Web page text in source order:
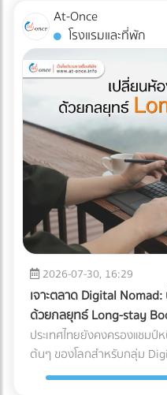
ในช่วงเวลานี้ เพื่อกดกราฟก
ลดค่า Demand Charge ใน
ข้อจำกัดทางกฎหมายและภา
สิทธิประโยชน์ทางภาษีที่ชัดเจ
สะอาดและการจัดการพลังง
ประเมินความคุ้มค่า: สรุปแล้
ชัดเจน ลองดูตารางเปรียบเที
ครับ คำตอบคือ: "คุ้มค่าอย่างแน่นอน" หากโรงงานของคุณจัด
อยู่ในกลุ่มที่มูลค่าความเสียหา
โรงงานพลาสติก, เซมิคอนดัก
เวชภัณฑ์) การมีระบบ
"ประกันภัยความเสี่ยงทางธุ
ในทุกๆ เดือน ยกระดับโรงงานสู่ความยั่งยืนแบบไม่มีสะดุด ในปี
2026 การติดตั้ง Solar Cell
การลดค่าไฟ แต่คือการบริหา
และตอบรับกระแสลดคาร์บอ
รักษาความสามารถในการแข่
Solar Hybrid และ
ทางวิศวกรรมขั้นสูง ทั้งการ
แบตเตอรี่ และการขออนุญา
Marketing Agency และผู้เ
และ 3D Model ที่พร้อมเปลี่ย
พนักงานขายมือทอง ค้นหาพา
มิลลิเมตรเดียวส่งผลโดยตรง
ป่วย หากเกิดความเสียหายร
อาจขาดแล้ว ความน่าเชื่อถือ
นี้จะพาคุณไปเจาะลึกความเสี่
เครื่องมือแพทย์ต้องรู้ในปี
มือแพทย์ต้องเผชิญระหว่างข
ขนส่งอุปกรณ์ที่เปราะบาง ถือ
นี่คือ 3 ปัญหาหลักที่มักทำให้อุ
สะเทือน (Vibration & Micro-
เซนเซอร์ภายในอุปกรณ์มีคว
จากพื้นถนนที่ไม่ราบเรียบส
หรือระบบเซนเซอร์รวนได้โ
เปลี่ยนแปลงอุณหภูมิและควา
Excursions): อุปกรณ์อิเล็ก
ข้อกำหนดเรื่องอุณหภูมิที่ชัดเ
วนานๆ หรือเจอความชื้นสูง อ
ไฟฟ้าลัดวงจรเมื่อเปิดใช้งาน
Drop): เครื่องมือขนาดใหญ่บ
เลยว่า "ห้ามเอียงเกินกี่องศ
ทั่วไปที่ไม่มีความเชี่ยวชาญ อ
At-Once
โรงแรมและที่พัก
2026-07-30, 16:29
เจาะตลาด Digital
ด้วยกลยุทธ์ Long-stay
ประเทศไทยยังคงครองแชม
ต้นๆ ของโลกสำหรับกลุ่ม
ที่น่าสนใจคือ... ทำไมรายได้